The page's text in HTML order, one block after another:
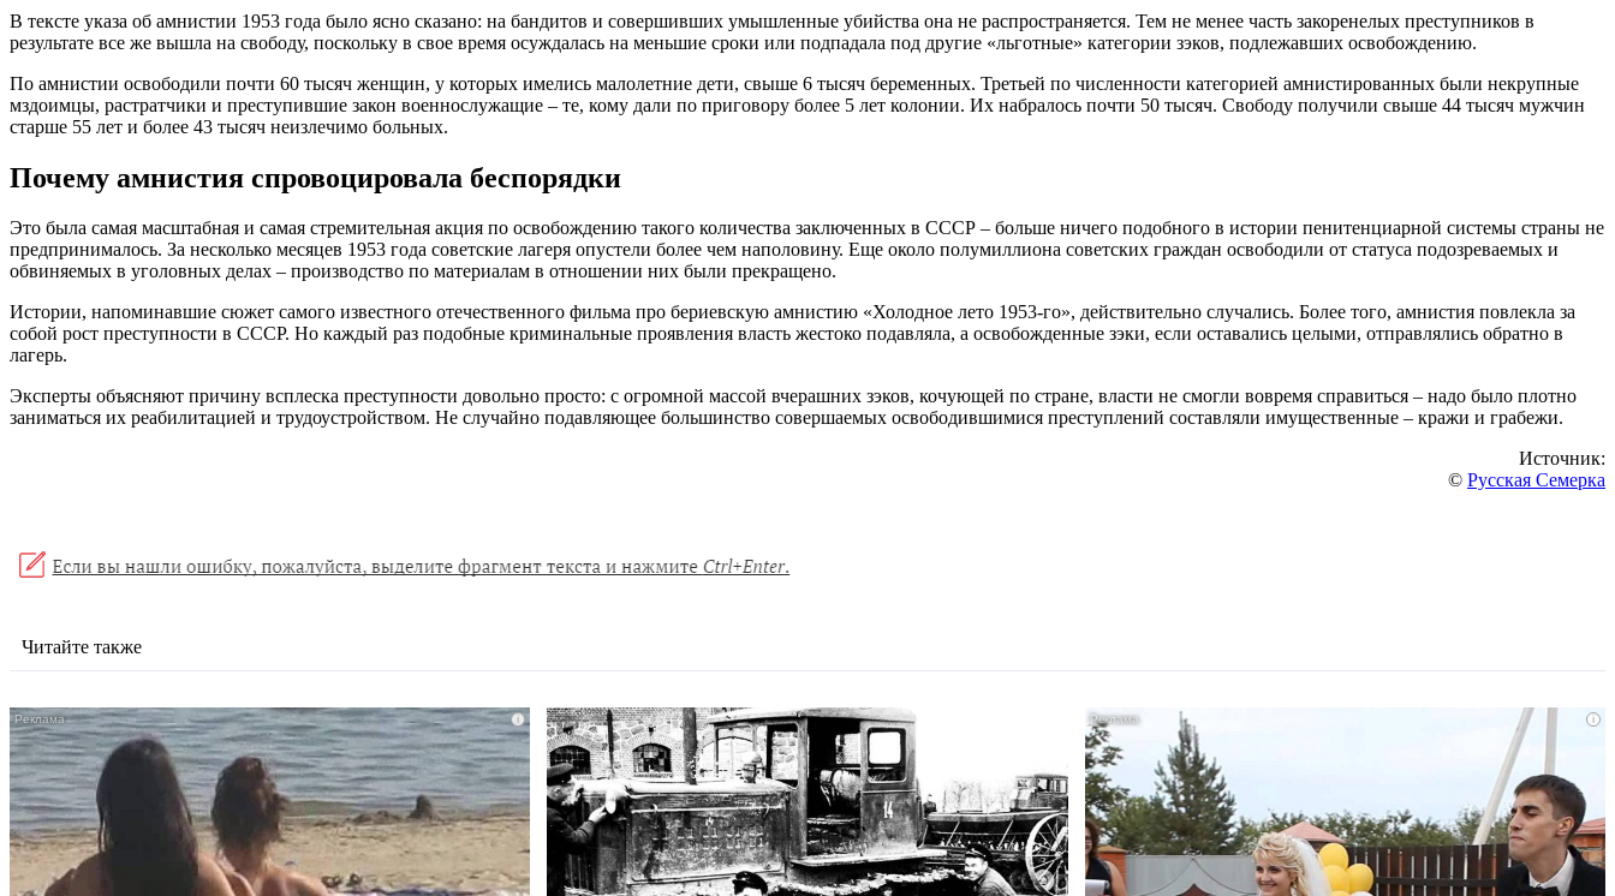
В тексте указа об амнистии 1953 года было ясно сказано: на бандитов и совершивших умышленные убийства она не распространяется. Тем не менее часть закоренелых преступников в
результате все же вышла на свободу, поскольку в свое время осуждалась на меньшие сроки или подпадала под другие «льготные» категории зэков, подлежавших освобождению.
По амнистии освободили почти 60 тысяч женщин, у которых имелись малолетние дети, свыше 6 тысяч беременных. Третьей по численности категорией амнистированных были некрупные
мздоимцы, растратчики и преступившие закон военнослужащие – те, кому дали по приговору более 5 лет колонии. Их набралось почти 50 тысяч. Свободу получили свыше 44 тысяч мужчин
старше 55 лет и более 43 тысяч неизлечимо больных.
Почему амнистия спровоцировала беспорядки
Это была самая масштабная и самая стремительная акция по освобождению такого количества заключенных в СССР – больше ничего подобного в истории пенитенциарной системы страны не
предпринималось. За несколько месяцев 1953 года советские лагеря опустели более чем наполовину. Еще около полумиллиона советских граждан освободили от статуса подозреваемых и
обвиняемых в уголовных делах – производство по материалам в отношении них были прекращено.
Истории, напоминавшие сюжет самого известного отечественного фильма про бериевскую амнистию «Холодное лето 1953-го», действительно случались. Более того, амнистия повлекла за
собой рост преступности в СССР. Но каждый раз подобные криминальные проявления власть жестоко подавляла, а освобожденные зэки, если оставались целыми, отправлялись обратно в
лагерь.
Эксперты объясняют причину всплеска преступности довольно просто: с огромной массой вчерашних зэков, кочующей по стране, власти не смогли вовремя справиться – надо было плотно
заниматься их реабилитацией и трудоустройством. Не случайно подавляющее большинство совершаемых освободившимися преступлений составляли имущественные – кражи и грабежи.
Источник:
© Русская Семерка
Читайте также
i i